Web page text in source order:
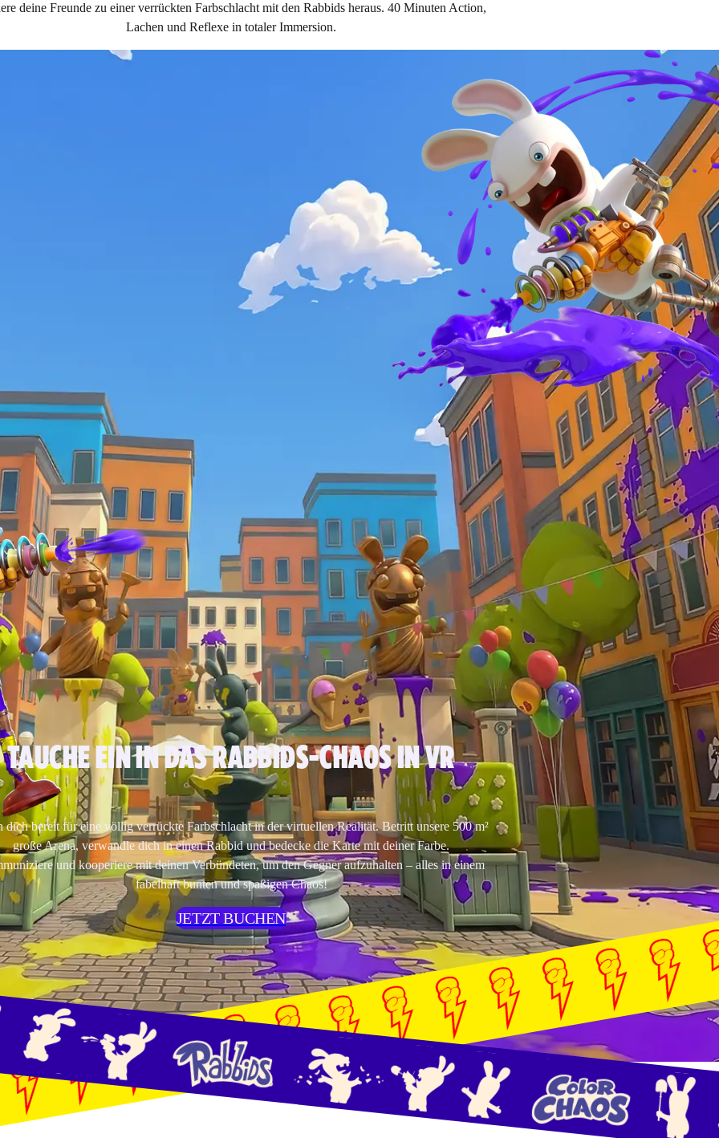
deine Freunde zu einer verrückten Farbschlacht mit den Rabbids heraus. 40 Minuten Action,
Lachen und Reflexe in totaler Immersion.
TAUCHE EIN IN DAS RABBIDS-CHAOS IN VR
dich bereit für eine völlig verrückte Farbschlacht in der virtuellen Realität. Betritt unsere 500 m²
große Arena, verwandle dich in einen Rabbid und bedecke die Karte mit deiner Farbe.
und kooperiere mit deinen Verbündeten, um den Gegner aufzuhalten – alles in einem
fabelhaft bunten und spaßigen Chaos!
JETZT BUCHEN